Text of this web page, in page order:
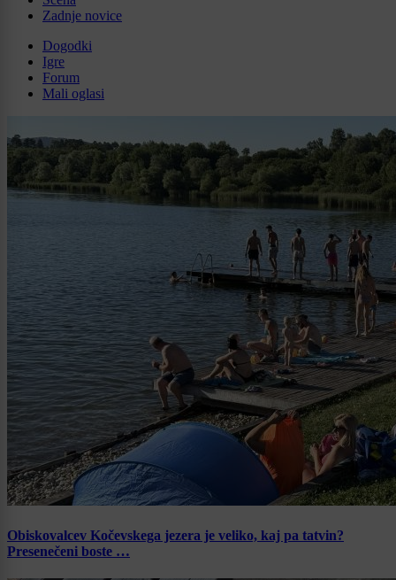
Zadnje novice
Dogodki
Igre
Forum
Mali oglasi
Obiskovalcev Kočevskega jezera je veliko, kaj pa tatvin?
Presenečeni boste …